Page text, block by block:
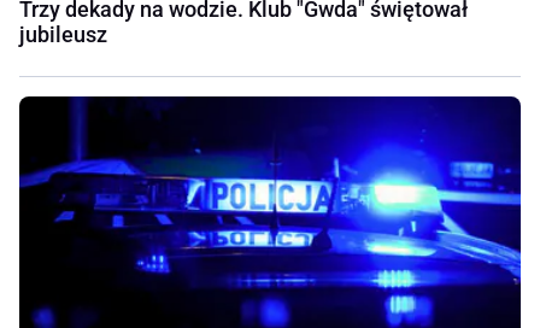
Trzy dekady na wodzie. Klub "Gwda" świętował
jubileusz